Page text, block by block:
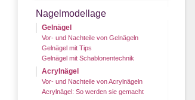
Nagelmodellage
Gelnägel
Vor- und Nachteile von Gelnägeln
Gelnägel mit Tips
Gelnägel mit Schablonentechnik
Acrylnägel
Vor- und Nachteile von Acrylnägeln
Acrylnägel: So werden sie gemacht